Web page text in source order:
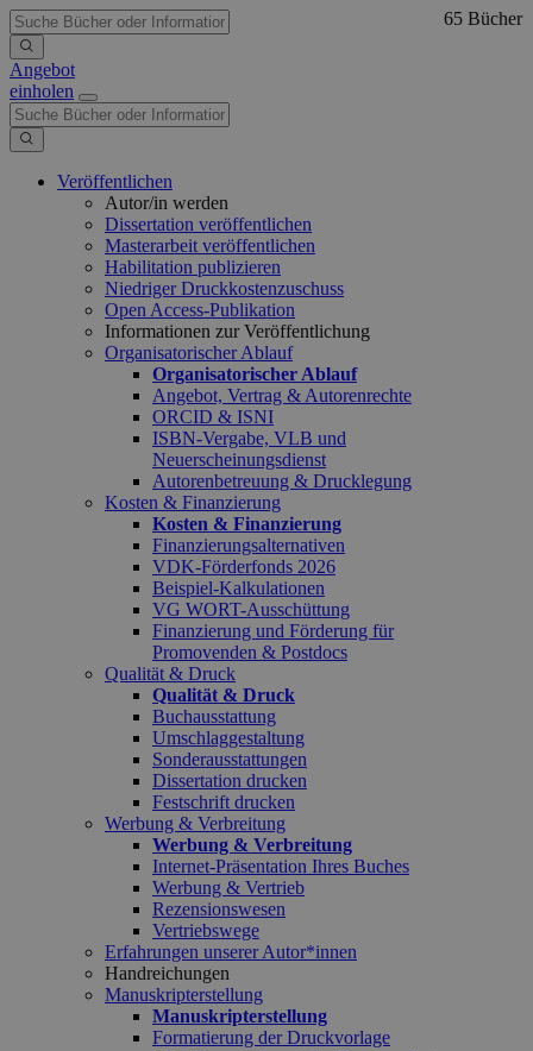
Angebot
einholen
Veröffentlichen
Autor/in werden
Dissertation veröffentlichen
Masterarbeit veröffentlichen
Habilitation publizieren
Niedriger Druckkostenzuschuss
Open Access-Publikation
Informationen zur Veröffentlichung
Organisatorischer Ablauf
Organisatorischer Ablauf
Angebot, Vertrag & Autorenrechte
ORCID & ISNI
ISBN-Vergabe, VLB und
Neuerscheinungsdienst
Autorenbetreuung & Drucklegung
Kosten & Finanzierung
Kosten & Finanzierung
Finanzierungsalternativen
VDK-Förderfonds 2026
Beispiel-Kalkulationen
VG WORT-Ausschüttung
Finanzierung und Förderung für
Promovenden & Postdocs
Qualität & Druck
Qualität & Druck
Buchausstattung
Umschlaggestaltung
Sonderausstattungen
Dissertation drucken
Festschrift drucken
Werbung & Verbreitung
Werbung & Verbreitung
Internet-Präsentation Ihres Buches
Werbung & Vertrieb
Rezensionswesen
Vertriebswege
Erfahrungen unserer Autor*innen
Handreichungen
Manuskripterstellung
Manuskripterstellung
Formatierung der Druckvorlage
65 Bücher